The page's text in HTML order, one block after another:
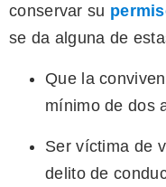
conservar su
se da alguna de
Que la
mínimo de dos
Ser víctima de
delito de